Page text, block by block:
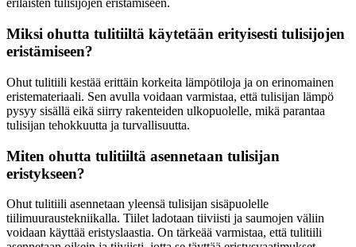
erilaisten tulisijojen eristämiseen.
Miksi ohutta tulitiiltä käytetään erityisesti tulisijojen
eristämiseen?
Ohut tulitiili kestää erittäin korkeita lämpötiloja ja on erinomainen
eristemateriaali. Sen avulla voidaan varmistaa, että tulisijan lämpö
pysyy sisällä eikä siirry rakenteiden ulkopuolelle, mikä parantaa
tulisijan tehokkuutta ja turvallisuutta.
Miten ohutta tulitiiltä asennetaan tulisijan
eristykseen?
Ohut tulitiili asennetaan yleensä tulisijan sisäpuolelle
tiilimuuraustekniikalla. Tiilet ladotaan tiiviisti ja saumojen väliin
voidaan käyttää eristyslaastia. On tärkeää varmistaa, että tulitiili